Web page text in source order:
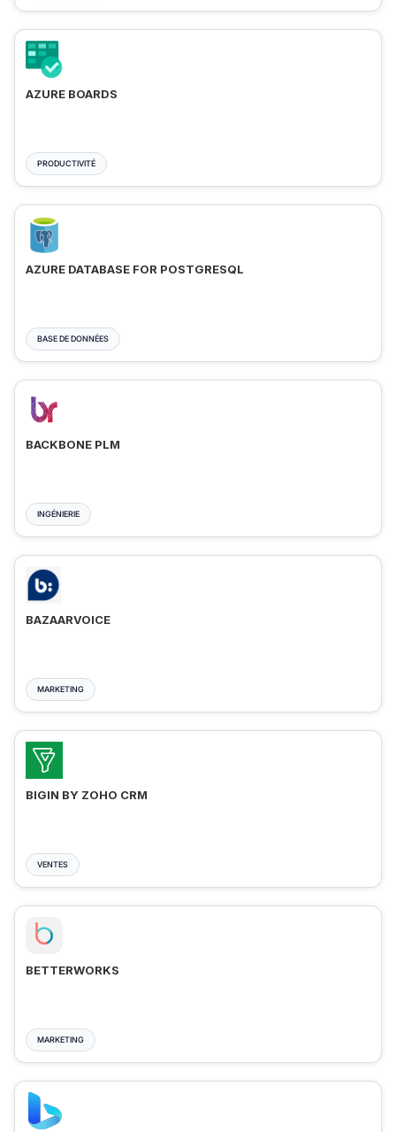
AZURE BOARDS
PRODUCTIVITÉ
AZURE DATABASE FOR POSTGRESQL
BASE DE DONNÉES
BACKBONE PLM
INGÉNIERIE
BAZAARVOICE
MARKETING
BIGIN BY ZOHO CRM
VENTES
BETTERWORKS
MARKETING